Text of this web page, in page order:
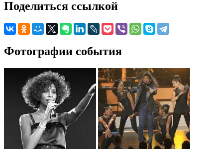
Поделиться ссылкой
Фотографии события